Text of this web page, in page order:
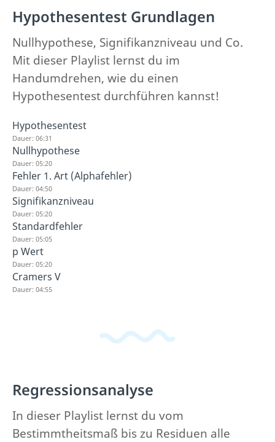
Hypothesentest Grundlagen
Nullhypothese, Signifikanzniveau und Co.
Mit dieser Playlist lernst du im
Handumdrehen, wie du einen
Hypothesentest durchführen kannst!
Hypothesentest
Dauer: 06:31
Nullhypothese
Dauer: 05:20
Fehler 1. Art (Alphafehler)
Dauer: 04:50
Signifikanzniveau
Dauer: 05:20
Standardfehler
Dauer: 05:05
p Wert
Dauer: 05:20
Cramers V
Dauer: 04:55
Regressionsanalyse
In dieser Playlist lernst du vom
Bestimmtheitsmaß bis zu Residuen alle